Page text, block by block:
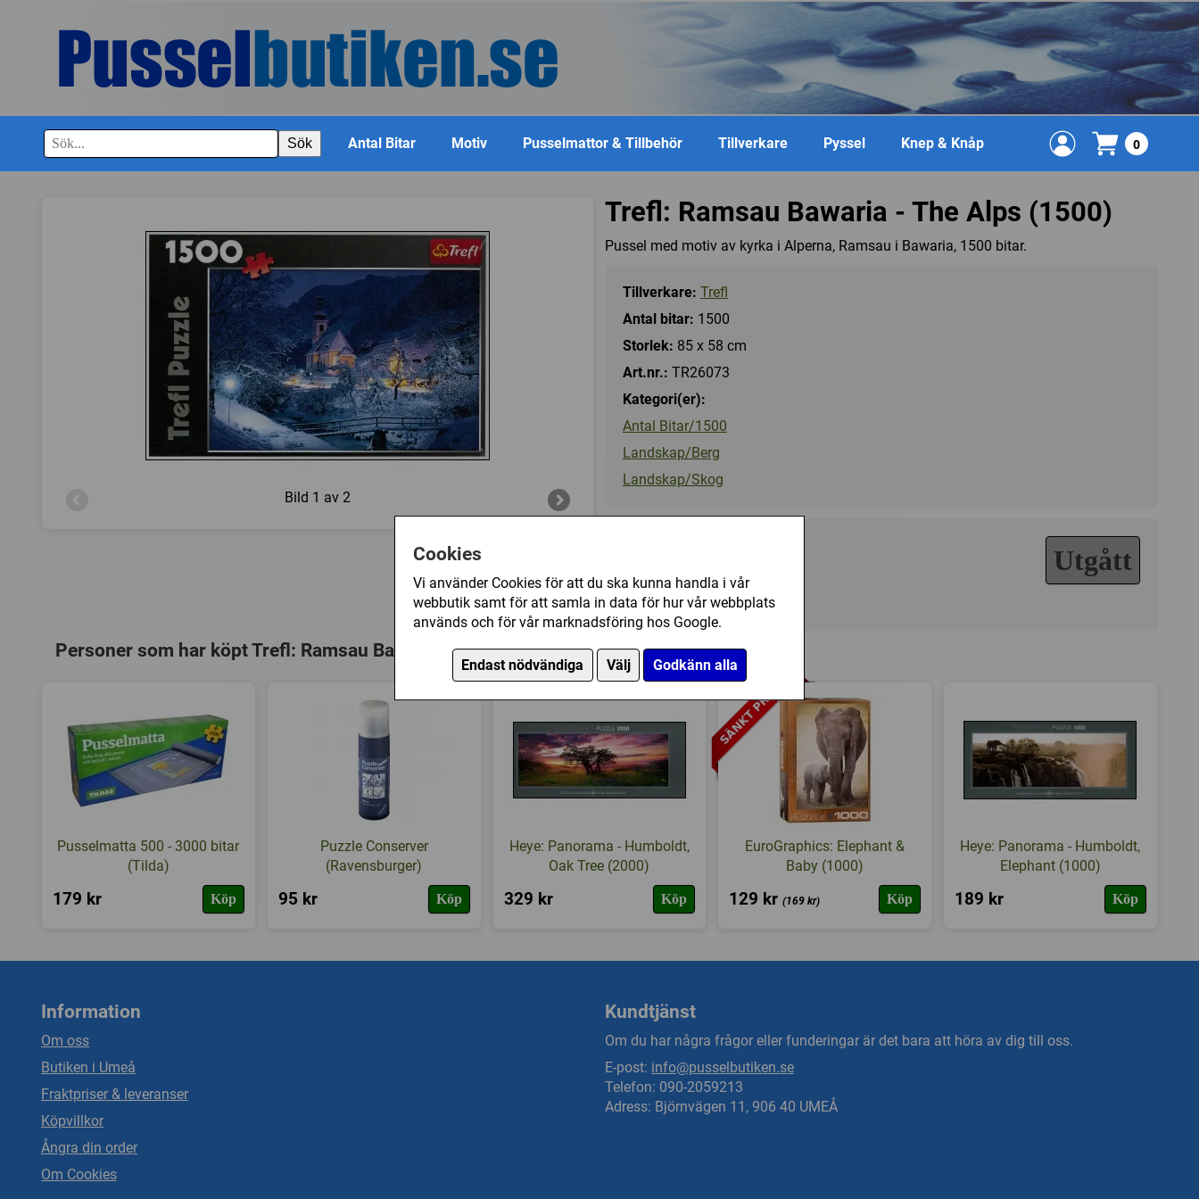
Cookies
Vi använder Cookies för att du ska kunna handla i vår
webbutik samt för att samla in data för hur vår webbplats
används och för vår marknadsföring hos Google.
Endast nödvändiga Välj Godkänn alla
Sök Antal Bitar Motiv Pusselmattor & Tillbehör Tillverkare Pyssel Knep & Knåp 0
Bild 1 av 2
Trefl: Ramsau Bawaria - The Alps (1500)
Pussel med motiv av kyrka i Alperna, Ramsau i Bawaria, 1500 bitar.
Tillverkare: Trefl
Antal bitar: 1500
Storlek: 85 x 58 cm
Art.nr.: TR26073
Kategori(er):
Antal Bitar/1500
Landskap/Berg
Landskap/Skog
Utgått
Ej tillgänglig
Personer som har köpt Trefl: Ramsau Bawaria - The Alps (1500) har också köpt
Pusselmatta 500 - 3000 bitar
(Tilda)
179 kr Köp
Puzzle Conserver
(Ravensburger)
95 kr Köp
Heye: Panorama - Humboldt,
Oak Tree (2000)
329 kr Köp
EuroGraphics: Elephant &
Baby (1000)
129 kr(169 kr) Köp
Heye: Panorama - Humboldt,
Elephant (1000)
189 kr Köp
Information
Om oss
Butiken i Umeå
Fraktpriser & leveranser
Köpvillkor
Ångra din order
Om Cookies
Kundtjänst
Om du har några frågor eller funderingar är det bara att höra av dig till oss.
E-post: info@pusselbutiken.se
Telefon: 090-2059213
Adress: Björnvägen 11, 906 40 UMEÅ